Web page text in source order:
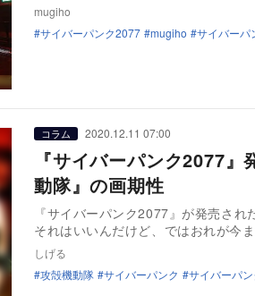
mugiho
サイバーパンク2077
mugiho サイバーパ
コラム 2020.12.11 07:00
『サイバーパンク2077
動隊』の画期性
『サイバーパンク2077』が発売され
それはいいんだけど、ではおれが今
しげる
攻殻機動隊
サイバーパンク サイバーパ